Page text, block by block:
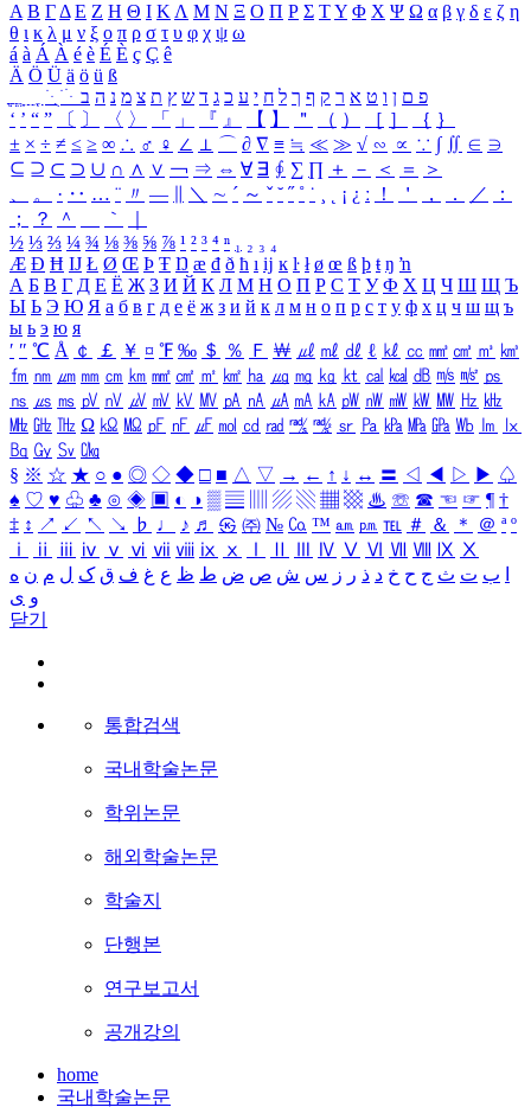
Α Β ΓΔ Ε Ζ Η Θ Ι ΚΛ Μ Ν Ξ Ο Π Ρ Σ ΤΥ Φ Χ Ψ Ω α β γ δ ε ζ η
θ ι κ λ μ ν ξ ο π ρ σ τ υ φ χ ψ ω
á à Á À é è É È ç Ç ê
Ä Ö Ü ä ö ü ß
ִֶֹ ֻּ ׁׂ פ ם ן ו ט א ר ק ף ך ל ח י ע כ ג ד ש ץ ת צ מ נ ה ב
‘ ’ “ ” 〔 〕 〈 〉 「 」 『 』 【 】 ＂ （ ） ［ ］ ｛ ｝
± × ÷ ≠ ≤ ≥ ∞ ∴ ♂ ♀ ∠ ⊥ ⌒ ∂ ∇ ≡ ≒ ≪ ≫ √ ∽ ∝ ∵ ∫ ∬ ∈ ∋
⊆ ⊇ ⊂ ⊃ ∪ ∩ ∧ ∨ ￢ ⇒ ⇔ ∀ ∃ ∮ ∑ ∏ ＋ － ＜ ＝
＞
、
。 · ‥ … ¨ 〃 ― ＼ ∼ ´ ～ ˇ ˘ ˝ ˚ ˙ ¸ ¡ ¿ ː ！ ＇ ， ． ／
：
；
？ ＾ ｀
½ ⅓ ⅔ ¼ ¾ ⅛ ⅜ ⅝ ⅞ ¹ ² ³ ⁴ ⁿ ₁ ₂ ₃ ₄
Æ Ð Ħ Ĳ Ł Ø Œ Þ Ŧ Ŋ æ đ ð ħ ı ĳ ĸ ŀ ł ø œ ß þ ŧ ŋ ŉ
А Б В Г Д Е Ё Ж З И Й К Л М Н О П Р С Т У Ф Х Ц Ч Ш Щ Ъ
Ы Ь Э Ю Я а б в г д е ё ж з и й к л м н о п р с т у ф х ц ч ш щ ъ
ы ь э ю я
′ ″ ℃ Å ￠ ￡ ￥ ¤ ℉ ‰ ＄ ％ Ｆ ￦ ㎕ ㎖ ㎗ ℓ ㎘ ㏄ ㎣ ㎤ ㎥ ㎦
㎙ ㎚ ㎛ ㎜ ㎝ ㎞ ㎟ ㎠ ㎡ ㎢ ㏊ ㎍ ㎎ ㎏ ㏏ ㎈ ㎉ ㏈ ㎧ ㎨ ㎰
㎱ ㎲ ㎳ ㎴ ㎵ ㎶ ㎷ ㎸ ㎹ ㎀ ㎁ ㎂ ㎃ ㎄ ㎺ ㎻ ㎽ ㎾ ㎿ ㎐ ㎑
㎒ ㎓ ㎔ Ω ㏀ ㏁ ㎊ ㎋ ㎌ ㏖ ㏅ ㎭ ㎮ ㎯ ㏛ ㎩ ㎪ ㎫ ㎬ ㏝ ㏐
㏓
㏃ ㏉ ㏜ ㏆
§ ※ ☆ ★ ○ ● ◎ ◇ ◆ □ ■ △ ▽ → ← ↑ ↓ ↔ 〓 ◁ ◀ ▷ ▶ ♤
♠ ♡ ♥ ♧ ♣ ⊙ ◈ ▣ ◐ ◑ ▒ ▤ ▨ ▧ ▦ ▩ ♨ ☏ ☎ ☜ ☞ ¶ †
‡ ↕ ↗ ↙ ↖ ↘ ♭ ♩ ♪ ♬ ㉿ ㈜ № ㏇ ™ ㏂ ㏘ ℡ ＃ ＆ ＊ ＠ ª º
ⅰ
ⅱ ⅲ ⅳ ⅴ ⅵ ⅶ ⅷ ⅸ ⅹ Ⅳ Ⅴ Ⅵ Ⅶ Ⅷ Ⅸ Ⅹ
ب ت ث ج ح خ د ذ ر ز س ش ص ض ط ظ ع غ ف ق ک ل م ن ه
و ی
닫기
통합검색
국내학술논문
학위논문
해외학술논문
학술지
단행본
연구보고서
공개강의
home
국내학술논문